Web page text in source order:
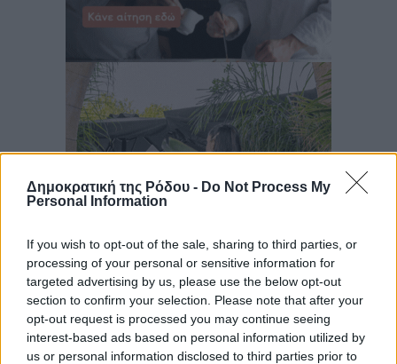
Δημοκρατική της Ρόδου - Do Not Process My
Personal Information
If you wish to opt-out of the sale, sharing to third parties, or
processing of your personal or sensitive information for
targeted advertising by us, please use the below opt-out
section to confirm your selection. Please note that after your
opt-out request is processed you may continue seeing
interest-based ads based on personal information utilized by
us or personal information disclosed to third parties prior to